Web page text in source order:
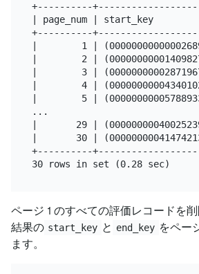
+----------
| page_num |
+----------
|        1 |
|        2 |
|        3 |
|        4 |
|        5 |
...
|       29 |
|       30 |
+----------
ページ 1 のすべての評価レコードを
結果の start_key と end_key をペー
ます。